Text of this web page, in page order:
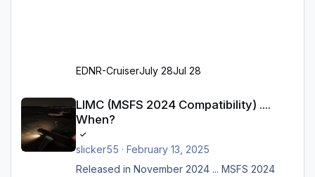
EDNR-CruiserJuly 28Jul 28
LIMC (MSFS 2024 Compatibility) ....
When?
slicker55 · February 13, 2025
Released in November 2024 ... MSFS 2024